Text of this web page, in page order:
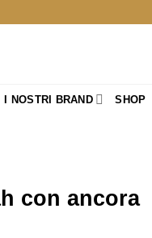
I NOSTRI BRAND SHOP
con ancora